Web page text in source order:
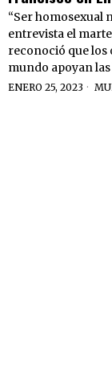
“Ser homosexual
entrevista el
reconoció que los
mundo apoyan las
ENERO 25, 2023